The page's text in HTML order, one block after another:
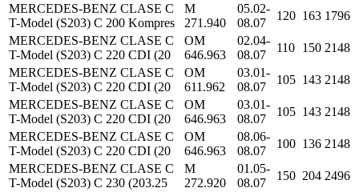
MERCEDES-BENZ CLASE C
T-Model (S203) C 200 Kompres
M
271.940
05.02-
08.07
120 163 1796
MERCEDES-BENZ CLASE C
T-Model (S203) C 220 CDI (20
OM
646.963
02.04-
08.07
110 150 2148
MERCEDES-BENZ CLASE C
T-Model (S203) C 220 CDI (20
OM
611.962
03.01-
08.07
105 143 2148
MERCEDES-BENZ CLASE C
T-Model (S203) C 220 CDI (20
OM
646.963
03.01-
08.07
105 143 2148
MERCEDES-BENZ CLASE C
T-Model (S203) C 220 CDI (20
OM
646.963
08.06-
08.07
100 136 2148
MERCEDES-BENZ CLASE C
T-Model (S203) C 230 (203.25
M
272.920
01.05-
08.07
150 204 2496